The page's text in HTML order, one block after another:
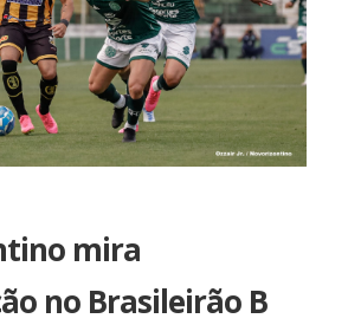
mira
no Brasileirão B